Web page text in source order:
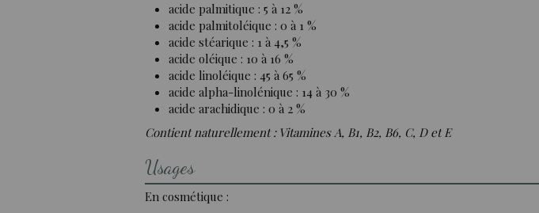
acide palmitique : 5 à 12 %
acide palmitoléique : 0 à 1 %
acide stéarique : 1 à 4,5 %
acide oléique : 10 à 16 %
acide linoléique : 45 à 65 %
acide alpha-linolénique : 14 à 30 %
acide arachidique : 0 à 2 %
Contient naturellement : Vitamines A, B1, B2, B6, C, D et E
Usages
En cosmétique :